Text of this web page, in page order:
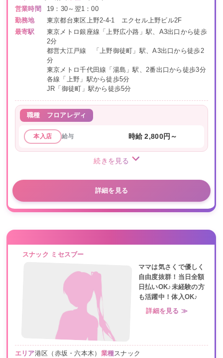
営業時間
19：30～翌1：00
勤務地
東京都台東区上野2-4-1 エクセル上野ビル2F
最寄駅
東京メトロ銀座線「上野広小路」駅、A3出口から徒歩
2分
都営大江戸線 「上野御徒町」駅、A3出口から徒歩2
分
東京メトロ千代田線「湯島」駅、2番出口から徒歩3分
各線「上野」駅から徒歩5分
JR「御徒町」駅から徒歩5分
職種 フロアレディ
本入店 給与 時給 2,800円～
続きを見る
詳細を見る
スナック ミセスブー
ママは気さくで優しく
自由度抜群！当日全額
日払いOK♪未経験の方
も活躍中！体入OK♪
詳細を見る ≫
エリア港区（赤坂・六本木） 業種スナック